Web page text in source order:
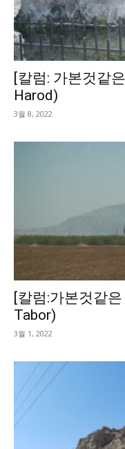
[칼럼: 가본것같
Harod)
3월 8, 2022
[칼럼:가본것같
Tabor)
3월 1, 2022